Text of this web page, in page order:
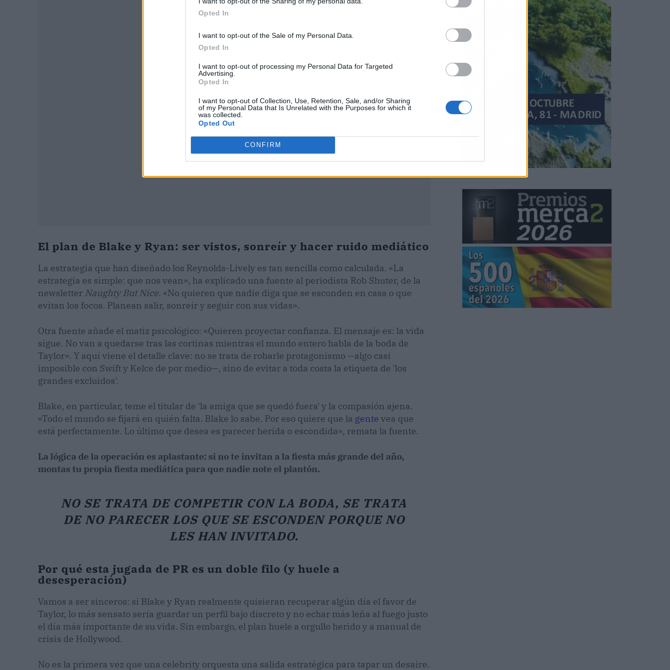
Opted In
I want to opt-out of the Sale of my Personal Data.
Opted In
I want to opt-out of processing my Personal Data for Targeted
Advertising.
Opted In
I want to opt-out of Collection, Use, Retention, Sale, and/or Sharing
of my Personal Data that Is Unrelated with the Purposes for which it
was collected.
Opted Out
CONFIRM
Publicidad
El plan de Blake y Ryan: ser vistos, sonreír y hacer ruido mediático
La estrategia que han diseñado los Reynolds-Lively es tan sencilla como calculada. «La
estrategia es simple: que nos vean», ha explicado una fuente al periodista Rob Shuter, de la
newsletter Naughty But Nice. «No quieren que nadie diga que se esconden en casa o que
evitan los focos. Planean salir, sonreír y seguir con sus vidas».
Otra fuente añade el matiz psicológico: «Quieren proyectar confianza. El mensaje es: la vida
sigue. No van a quedarse tras las cortinas mientras el mundo entero habla de la boda de
Taylor». Y aquí viene el detalle clave: no se trata de robarle protagonismo —algo casi
imposible con Swift y Kelce de por medio—, sino de evitar a toda costa la etiqueta de 'los
grandes excluidos'.
Blake, en particular, teme el titular de 'la amiga que se quedó fuera' y la compasión ajena.
«Todo el mundo se fijará en quién falta. Blake lo sabe. Por eso quiere que la gente vea que
está perfectamente. Lo último que desea es parecer herida o escondida», remata la fuente.
La lógica de la operación es aplastante: si no te invitan a la fiesta más grande del año,
montas tu propia fiesta mediática para que nadie note el plantón.
NO SE TRATA DE COMPETIR CON LA BODA, SE TRATA
DE NO PARECER LOS QUE SE ESCONDEN PORQUE NO
LES HAN INVITADO.
Por qué esta jugada de PR es un doble filo (y huele a
desesperación)
Vamos a ser sinceros: si Blake y Ryan realmente quisieran recuperar algún día el favor de
Taylor, lo más sensato sería guardar un perfil bajo discreto y no echar más leña al fuego justo
el día más importante de su vida. Sin embargo, el plan huele a orgullo herido y a manual de
crisis de Hollywood.
No es la primera vez que una celebrity orquesta una salida estratégica para tapar un desaire.